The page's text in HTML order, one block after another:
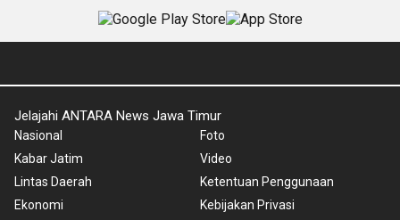
Jelajahi ANTARA News Jawa Timur
Nasional
Kabar Jatim
Lintas Daerah
Ekonomi
Foto
Video
Ketentuan Penggunaan
Kebijakan Privasi